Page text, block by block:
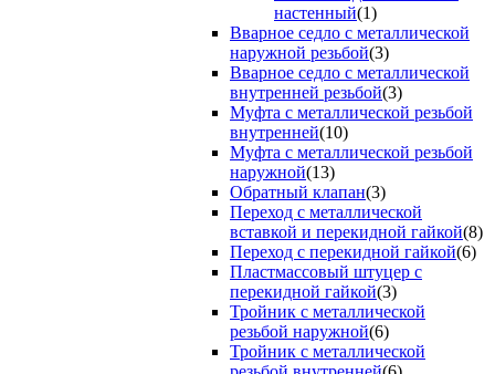
настенный(1)
Вварное седло с металлической
наружной резьбой(3)
Вварное седло с металлической
внутренней резьбой(3)
Муфта с металлической резьбой
внутренней(10)
Муфта с металлической резьбой
наружной(13)
Обратный клапан(3)
Переход с металлической
вставкой и перекидной гайкой(8)
Переход с перекидной гайкой(6)
Пластмассовый штуцер с
перекидной гайкой(3)
Тройник с металлической
резьбой наружной(6)
Тройник с металлической